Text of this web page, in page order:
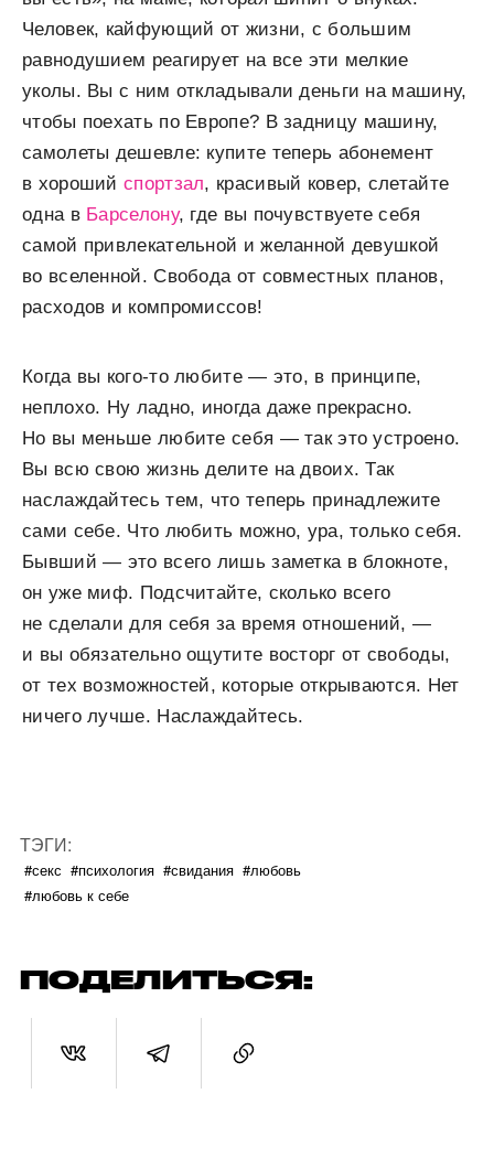
Человек, кайфующий от жизни, с большим
равнодушием реагирует на все эти мелкие
уколы. Вы с ним откладывали деньги на машину,
чтобы поехать по Европе? В задницу машину,
самолеты дешевле: купите теперь абонемент
в хороший спортзал, красивый ковер, слетайте
одна в Барселону, где вы почувствуете себя
самой привлекательной и желанной девушкой
во вселенной. Свобода от совместных планов,
расходов и компромиссов!
Когда вы кого-то любите — это, в принципе,
неплохо. Ну ладно, иногда даже прекрасно.
Но вы меньше любите себя — так это устроено.
Вы всю свою жизнь делите на двоих. Так
наслаждайтесь тем, что теперь принадлежите
сами себе. Что любить можно, ура, только себя.
Бывший — это всего лишь заметка в блокноте,
он уже миф. Подсчитайте, сколько всего
не сделали для себя за время отношений, —
и вы обязательно ощутите восторг от свободы,
от тех возможностей, которые открываются. Нет
ничего лучше. Наслаждайтесь.
ТЭГИ:
#секс #психология #свидания #любовь
#любовь к себе
ПОДЕЛИТЬСЯ: